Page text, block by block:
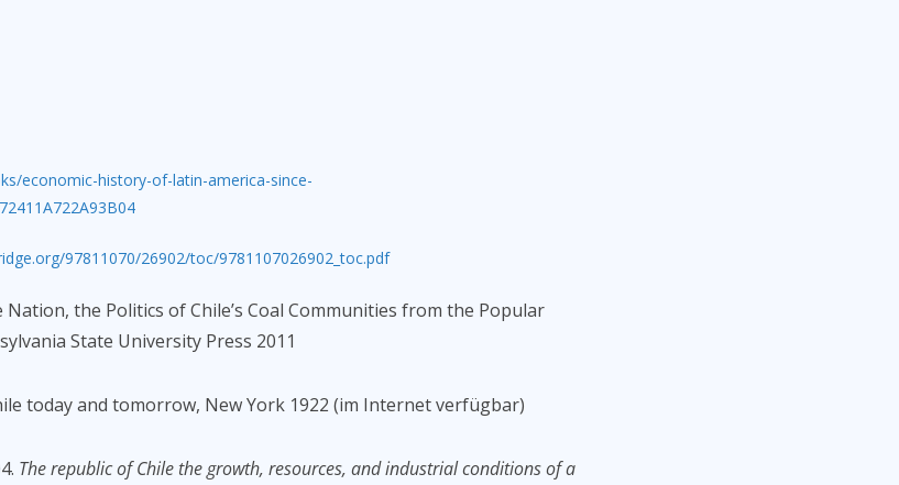
economic-history-of-latin-america-since-
97811070/26902/toc/9781107026902_toc.pdf
Nation, the Politics of Chile’s Coal Communities from the Popular
State University Press 2011
today and tomorrow, New York 1922 (im Internet verfügbar)
The republic of Chile the growth, resources, and industrial conditions of a